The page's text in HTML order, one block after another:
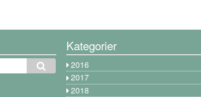
Kategorier
2016
2017
2018